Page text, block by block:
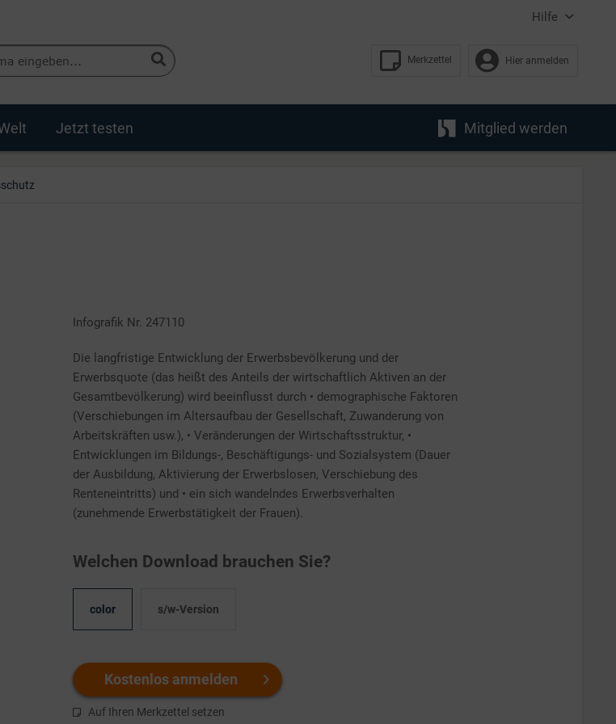
Hilfe
Merkzettel Hier anmelden
Jetzt testen Mitglied werden
Infografik Nr. 247110
Die langfristige Entwicklung der Erwerbsbevölkerung und der
Erwerbsquote (das heißt des Anteils der wirtschaftlich Aktiven an der
Gesamtbevölkerung) wird beeinflusst durch • demographische Faktoren
(Verschiebungen im Altersaufbau der Gesellschaft, Zuwanderung von
Arbeitskräften usw.), • Veränderungen der Wirtschaftsstruktur, •
Entwicklungen im Bildungs-, Beschäftigungs- und Sozialsystem (Dauer
der Ausbildung, Aktivierung der Erwerbslosen, Verschiebung des
Renteneintritts) und • ein sich wandelndes Erwerbsverhalten
(zunehmende Erwerbstätigkeit der Frauen).
Welchen Download brauchen Sie?
color s/w-Version
Kostenlos anmelden
Auf Ihren Merkzettel setzen